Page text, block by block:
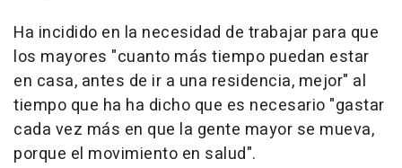
Ha incidido en la necesidad de trabajar para que
los mayores "cuanto más tiempo puedan estar
en casa, antes de ir a una residencia, mejor" al
tiempo que ha ha dicho que es necesario "gastar
cada vez más en que la gente mayor se mueva,
porque el movimiento en salud".